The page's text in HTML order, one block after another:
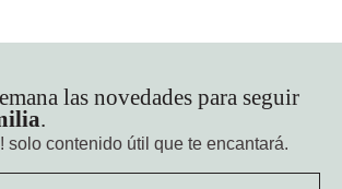
las novedades para seguir
.
solo contenido útil que te encantará.